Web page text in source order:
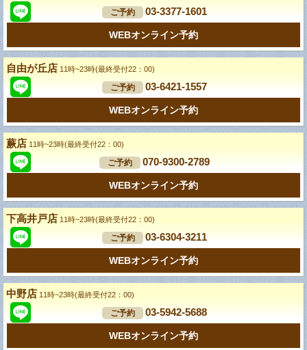
ご予約 03-3377-1601
WEBオンライン予約
自由が丘店 11時~23時(最終受付22：00)
ご予約 03-6421-1557
WEBオンライン予約
蕨店 11時~23時(最終受付22：00)
ご予約 070-9300-2789
WEBオンライン予約
下高井戸店 11時~23時(最終受付22：00)
ご予約 03-6304-3211
WEBオンライン予約
中野店 11時~23時(最終受付22：00)
ご予約 03-5942-5688
WEBオンライン予約